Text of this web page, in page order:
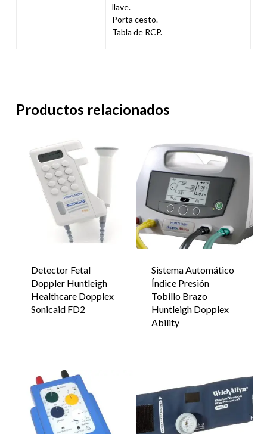
llave.
Porta cesto.
Tabla de RCP.
Productos relacionados
Detector Fetal
Doppler Huntleigh
Healthcare Dopplex
Sonicaid FD2
Sistema Automático
Índice Presión
Tobillo Brazo
Huntleigh Dopplex
Ability